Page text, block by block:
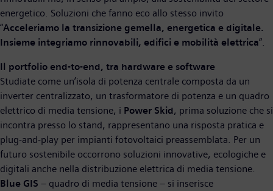
energetico. Soluzioni che fanno eco allo stesso invito
“Acceleriamo la transizione gemella, energetica e digitale.
Insieme integriamo rinnovabili, edifici e mobilità elettrica”.
Il portfolio end-to-end, tra hardware e software
Studiate come un’isola di potenza centrale composta da un
inverter centralizzato, un trasformatore di potenza e un quadro
elettrico di media tensione, i Power Skid , prima soluzione che si
incontra presso lo stand, rappresentano una risposta pratica e
plug-and-play per impianti fotovoltaici preassemblata. Per un
futuro sostenibile occorrono soluzioni innovative, ecologiche e
digitali anche nella distribuzione elettrica di media tensione.
Blue GIS – quadro di media tensione – si inserisce